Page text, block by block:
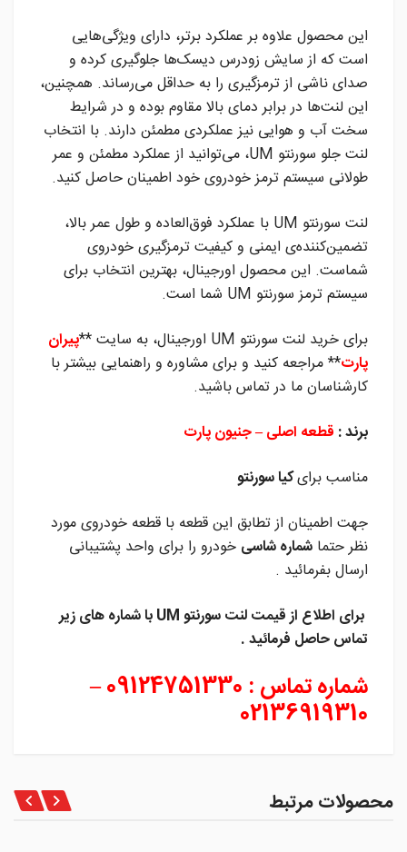
این محصول علاوه بر عملکرد برتر، دارای ویژگی‌هایی
است که از سایش زودرس دیسک‌ها جلوگیری کرده و
صدای ناشی از ترمزگیری را به حداقل می‌رساند. همچنین،
این لنت‌ها در برابر دمای بالا مقاوم بوده و در شرایط
سخت آب و هوایی نیز عملکردی مطمئن دارند. با انتخاب
لنت جلو سورنتو UM، می‌توانید از عملکرد مطمئن و عمر
طولانی سیستم ترمز خودروی خود اطمینان حاصل کنید.
لنت سورنتو UM با عملکرد فوق‌العاده و طول عمر بالا،
تضمین‌کننده‌ی ایمنی و کیفیت ترمزگیری خودروی
شماست. این محصول اورجینال، بهترین انتخاب برای
سیستم ترمز سورنتو UM شما است.
برای خرید لنت سورنتو UM اورجینال، به سایت **
پیران
پارت** مراجعه کنید و برای مشاوره و راهنمایی بیشتر با
کارشناسان ما در تماس باشید.
برند : قطعه اصلی – جنیون پارت
مناسب برایکیا سورنتو
جهت اطمینان از تطابق این قطعه با قطعه خودروی مورد
نظر حتما شماره شاسی خودرو را برای واحد پشتیبانی
ارسال بفرمائید .
برای اطلاع از قیمت لنت سورنتو UM
با شماره های زیر
تماس حاصل فرمائید .
شماره تماس : 09124751330 –
02136919310
محصولات مرتبط